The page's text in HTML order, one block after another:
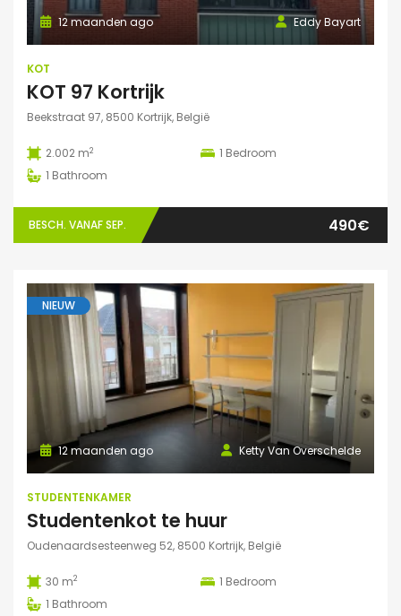
Eddy Bayart
12 maanden ago
KOT
KOT 97 Kortrijk
Beekstraat 97, 8500 Kortrijk, België
2.002 m2 1 Bedroom
1 Bathroom
BESCH. VANAF SEP. 490€
NIEUW
Ketty Van Overschelde
12 maanden ago
STUDENTENKAMER
Studentenkot te huur
Oudenaardsesteenweg 52, 8500 Kortrijk, België
30 m2 1 Bedroom
1 Bathroom